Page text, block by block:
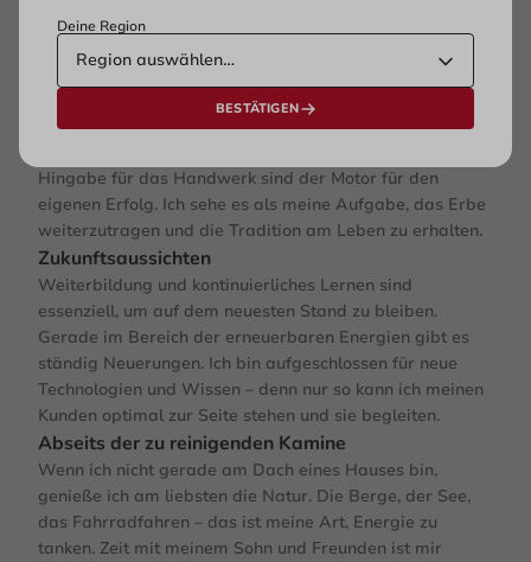
Dächern unterwegs. Es ist ein körperlicher Beruf, der
Fitness erfordert. Aber ich liebe es. Die frische Luft, die
Aussicht über den Dächern von Salzburg – das alles
erfüllt mich mit Freude.
Diese Leidenschaft möchte ich bewahren und an die
Hingabe für das Handwerk sind der Motor für den
eigenen Erfolg. Ich sehe es als meine Aufgabe, das Erbe
weiterzutragen und die Tradition am Leben zu erhalten.
Zukunftsaussichten
Weiterbildung und kontinuierliches Lernen sind
essenziell, um auf dem neuesten Stand zu bleiben.
Gerade im Bereich der erneuerbaren Energien gibt es
ständig Neuerungen. Ich bin aufgeschlossen für neue
Technologien und Wissen – denn nur so kann ich meinen
Kunden optimal zur Seite stehen und sie begleiten.
Abseits der zu reinigenden Kamine
Wenn ich nicht gerade am Dach eines Hauses bin,
genieße ich am liebsten die Natur. Die Berge, der See,
das Fahrradfahren – das ist meine Art, Energie zu
tanken. Zeit mit meinem Sohn und Freunden ist mir
Deine Region
BESTÄTIGEN